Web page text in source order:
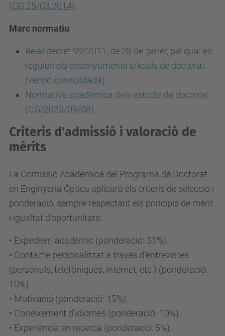
(CG 25/03 2014)
Marc normatiu
Reial decret 99/2011, de 28 de gener, pel qual es
regulen els ensenyaments oficials de doctorat
(versió consolidada)
Normativa acadèmica dels estudis de doctorat
(CG/2023/09/08)
Criteris d'admissió i valoració de
mèrits
La Comissió Acadèmica del Programa de Doctorat
en Enginyeria Òptica aplicarà els criteris de selecció i
ponderació, sempre respectant els principis de mèrit
i igualtat d’oportunitats:
• Expedient acadèmic (ponderació: 55%).
• Contacte personalitzat a través d’entrevistes
(personals, telefòniques, internet, etc.) (ponderació:
10%).
• Motivació (ponderació: 15%).
• Coneixement d’idiomes (ponderació: 10%).
• Experiència en recerca (ponderació: 5%).